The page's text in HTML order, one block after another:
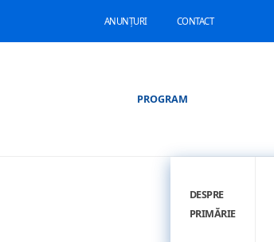
ANUNȚURI CONTACT
PROGRAM
DESPRE
PRIMĂRIE